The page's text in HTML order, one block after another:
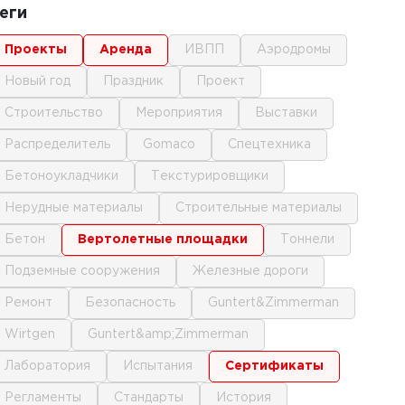
проекты аренда ИВПП аэродромы
новый год праздник проект
строительство мероприятия выставки
распределитель gomaco спецтехника
бетоноукладчики текстурировщики
нерудные материалы строительные материалы
бетон вертолетные площадки тоннели
подземные сооружения железные дороги
ремонт безопасность Guntert&Zimmerman
Wirtgen Guntert&amp;Zimmerman
лаборатория испытания сертификаты
регламенты стандарты история